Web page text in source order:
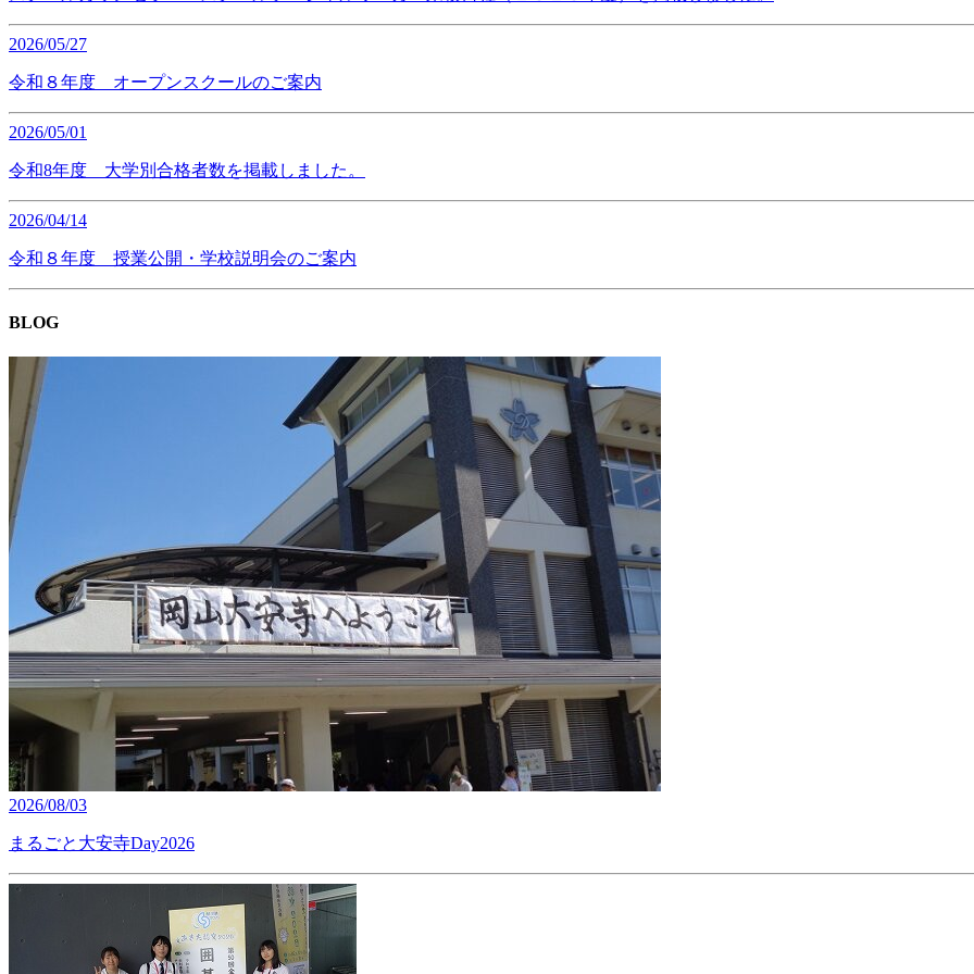
2026/05/27
令和８年度 オープンスクールのご案内
2026/05/01
令和8年度 大学別合格者数を掲載しました。
2026/04/14
令和８年度 授業公開・学校説明会のご案内
BLOG
2026/08/03
まるごと大安寺Day2026